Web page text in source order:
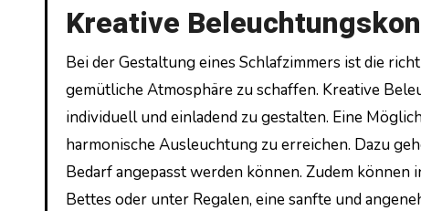
Kreative
Bei der Gestaltung eines Schlafzimmers ist die
gemütliche Atmosphäre zu schaffen. Kreative
individuell und einladend zu gestalten. Eine
harmonische Ausleuchtung zu erreichen. Dazu
Bedarf angepasst werden können. Zudem
Bettes oder unter Regalen, eine sanfte und